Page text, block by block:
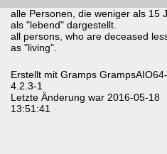
alle Personen, die weniger als 15
als "lebend" dargestellt.
all persons, who are deceased
as "living".
Erstellt mit Gramps GrampsAIO64-
4.2.3-1
Letzte Änderung war 2016-05-18
13:51:41